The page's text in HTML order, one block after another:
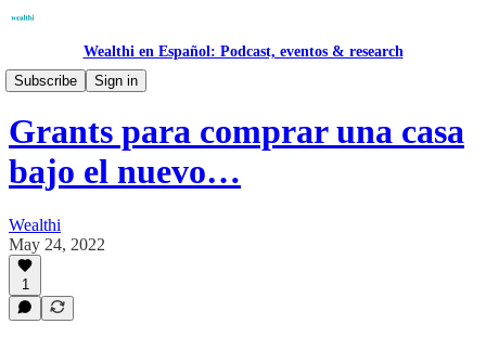
Wealthi en Español: Podcast, eventos & research
Subscribe
Sign in
Research
Grants para comprar una casa
bajo el nuevo…
Wealthi
May 24, 2022
1